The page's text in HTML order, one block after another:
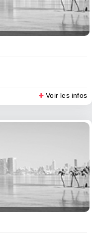
Voir les infos